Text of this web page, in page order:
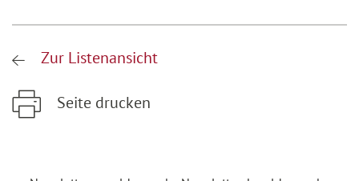
Zur Listenansicht
Seite drucken